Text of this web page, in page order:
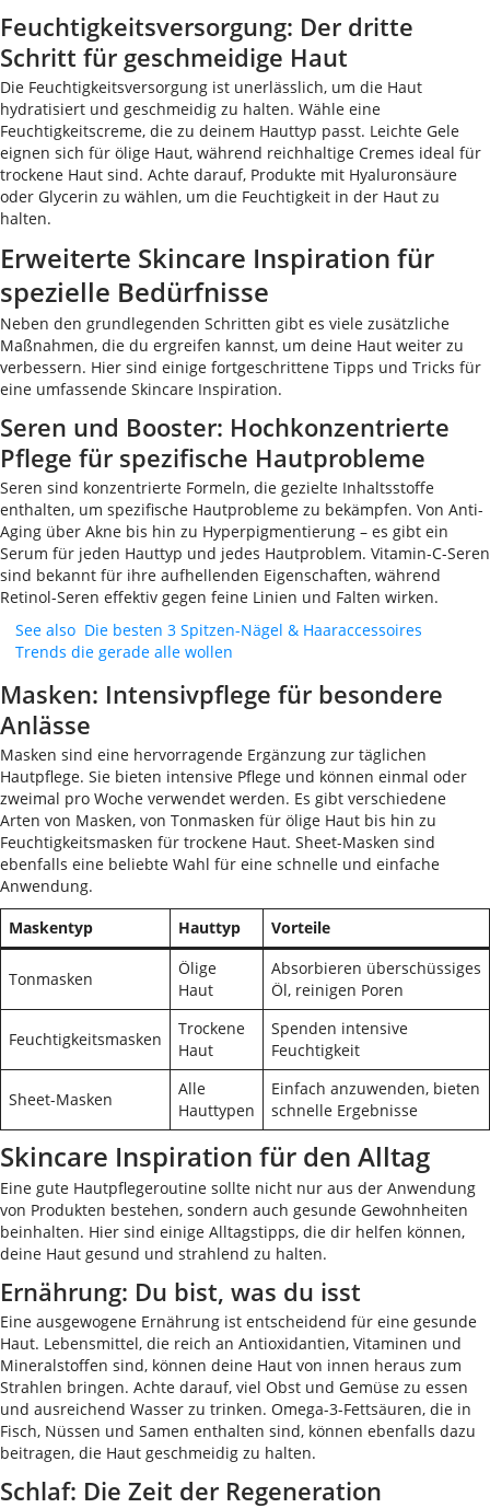
Feuchtigkeitsversorgung: Der dritte
Schritt für geschmeidige Haut
Die Feuchtigkeitsversorgung ist unerlässlich, um die Haut
hydratisiert und geschmeidig zu halten. Wähle eine
Feuchtigkeitscreme, die zu deinem Hauttyp passt. Leichte Gele
eignen sich für ölige Haut, während reichhaltige Cremes ideal für
trockene Haut sind. Achte darauf, Produkte mit Hyaluronsäure
oder Glycerin zu wählen, um die Feuchtigkeit in der Haut zu
halten.
Erweiterte Skincare Inspiration für
spezielle Bedürfnisse
Neben den grundlegenden Schritten gibt es viele zusätzliche
Maßnahmen, die du ergreifen kannst, um deine Haut weiter zu
verbessern. Hier sind einige fortgeschrittene Tipps und Tricks für
eine umfassende Skincare Inspiration.
Seren und Booster: Hochkonzentrierte
Pflege für spezifische Hautprobleme
Seren sind konzentrierte Formeln, die gezielte Inhaltsstoffe
enthalten, um spezifische Hautprobleme zu bekämpfen. Von Anti-
Aging über Akne bis hin zu Hyperpigmentierung – es gibt ein
Serum für jeden Hauttyp und jedes Hautproblem. Vitamin-C-Seren
sind bekannt für ihre aufhellenden Eigenschaften, während
Retinol-Seren effektiv gegen feine Linien und Falten wirken.
See also Die besten 3 Spitzen-Nägel & Haaraccessoires
Trends die gerade alle wollen
Masken: Intensivpflege für besondere
Anlässe
Masken sind eine hervorragende Ergänzung zur täglichen
Hautpflege. Sie bieten intensive Pflege und können einmal oder
zweimal pro Woche verwendet werden. Es gibt verschiedene
Arten von Masken, von Tonmasken für ölige Haut bis hin zu
Feuchtigkeitsmasken für trockene Haut. Sheet-Masken sind
ebenfalls eine beliebte Wahl für eine schnelle und einfache
Anwendung.
Maskentyp
Hauttyp Vorteile
Tonmasken
Ölige
Haut
Absorbieren überschüssiges
Öl, reinigen Poren
Feuchtigkeitsmasken
Trockene
Haut
Spenden intensive
Feuchtigkeit
Sheet-Masken
Alle
Hauttypen
Einfach anzuwenden, bieten
schnelle Ergebnisse
Skincare Inspiration für den Alltag
Eine gute Hautpflegeroutine sollte nicht nur aus der Anwendung
von Produkten bestehen, sondern auch gesunde Gewohnheiten
beinhalten. Hier sind einige Alltagstipps, die dir helfen können,
deine Haut gesund und strahlend zu halten.
Ernährung: Du bist, was du isst
Eine ausgewogene Ernährung ist entscheidend für eine gesunde
Haut. Lebensmittel, die reich an Antioxidantien, Vitaminen und
Mineralstoffen sind, können deine Haut von innen heraus zum
Strahlen bringen. Achte darauf, viel Obst und Gemüse zu essen
und ausreichend Wasser zu trinken. Omega-3-Fettsäuren, die in
Fisch, Nüssen und Samen enthalten sind, können ebenfalls dazu
beitragen, die Haut geschmeidig zu halten.
Schlaf: Die Zeit der Regeneration